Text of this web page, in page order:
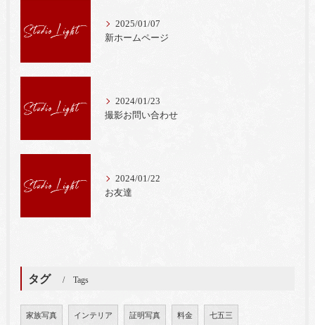
2025/01/07
新ホームページ
2024/01/23
撮影お問い合わせ
2024/01/22
お友達
タグ Tags
家族写真 インテリア 証明写真 料金 七五三